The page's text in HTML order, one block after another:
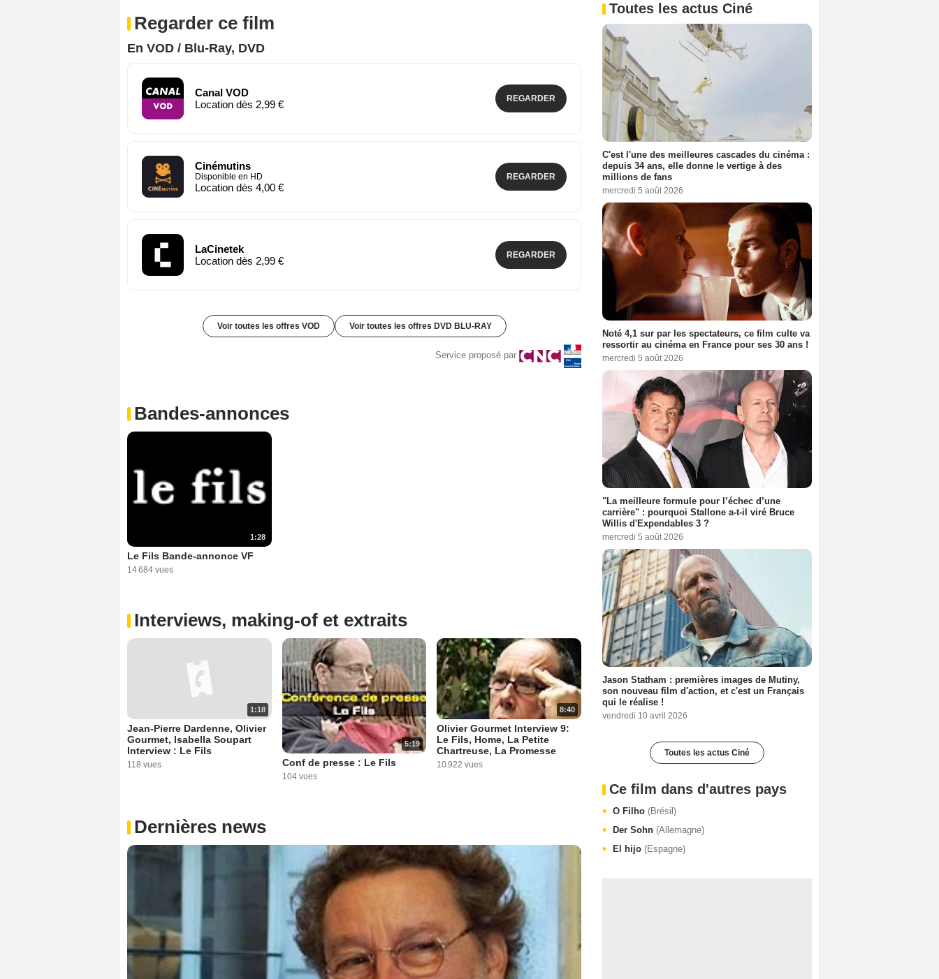
Regarder ce film
En VOD / Blu-Ray, DVD
Canal VOD
Location dès 2,99 €
REGARDER
Cinémutins
Disponible en HD
Location dès 4,00 €
REGARDER
LaCinetek
Location dès 2,99 €
REGARDER
Voir toutes les offres VOD Voir toutes les offres DVD BLU-RAY
Service proposé par
Bandes-annonces
1:28
Le Fils Bande-annonce VF
14 684 vues
Interviews, making-of et extraits
1:18
Jean-Pierre Dardenne, Olivier
Gourmet, Isabella Soupart
Interview : Le Fils
118 vues
5:19
Conf de presse : Le Fils
104 vues
8:40
Olivier Gourmet Interview 9:
Le Fils, Home, La Petite
Chartreuse, La Promesse
10 922 vues
Dernières news
Toutes les actus Ciné
C'est l'une des meilleures cascades du cinéma :
depuis 34 ans, elle donne le vertige à des
millions de fans
mercredi 5 août 2026
Noté 4,1 sur par les spectateurs, ce film culte va
ressortir au cinéma en France pour ses 30 ans !
mercredi 5 août 2026
"La meilleure formule pour l’échec d’une
carrière" : pourquoi Stallone a-t-il viré Bruce
Willis d'Expendables 3 ?
mercredi 5 août 2026
Jason Statham : premières images de Mutiny,
son nouveau film d'action, et c'est un Français
qui le réalise !
vendredi 10 avril 2026
Toutes les actus Ciné
Ce film dans d'autres pays
O Filho (Brésil)
Der Sohn (Allemagne)
El hijo (Espagne)